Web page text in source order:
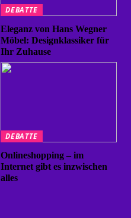
DEBATTE
Eleganz von Hans Wegner
Möbel: Designklassiker für
Ihr Zuhause
DEBATTE
Onlineshopping – im
Internet gibt es inzwischen
alles